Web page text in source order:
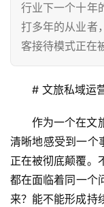
行业下一个十年
打多年的从业者
客接待模式正在
# 文旅私域运
作为一个在文
清晰地感受到一个
正在被彻底颠覆。
都在面临着同一
来？能不能形成持